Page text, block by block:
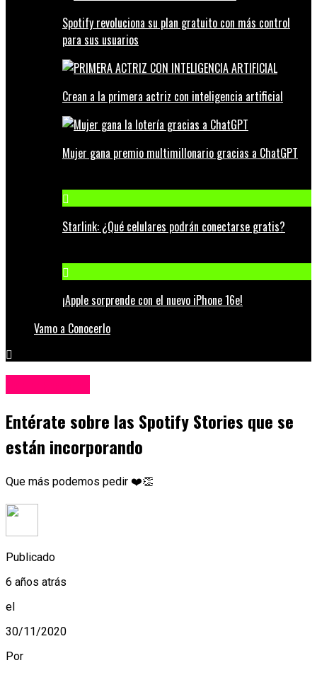
Spotify revoluciona su plan gratuito con más control
para sus usuarios
Crean a la primera actriz con inteligencia artificial
Mujer gana premio multimillonario gracias a ChatGPT
Starlink: ¿Qué celulares podrán conectarse gratis?
¡Apple sorprende con el nuevo iPhone 16e!
Vamo a Conocerlo
Entérate sobre las Spotify Stories que se
están incorporando
Que más podemos pedir ❤️👏
Publicado
6 años atrás
el
30/11/2020
Por